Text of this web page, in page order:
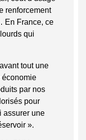
renforcement
En France, ce
qui
tout une
économie
par nos
pour
assurer une
».